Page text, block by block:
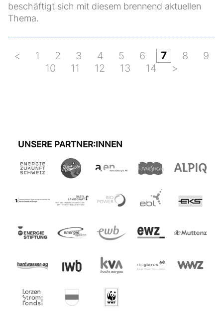
beschäftigt sich mit diesem brennend aktuellen
Thema.
< 1 2 3 4 5 6 7 8
9
10
11 12 13 14 >
UNSERE PARTNER:INNEN